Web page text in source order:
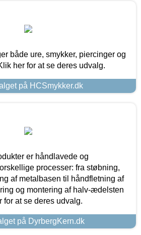
både ure, smykker, piercinger og
her for at se deres udvalg.
på HCSmykker.dk
er håndlavede og
processer: fra støbning,
af metalbasen til håndfletning af
og montering af halv-ædelsten
for at se deres udvalg.
på DyrbergKern.dk